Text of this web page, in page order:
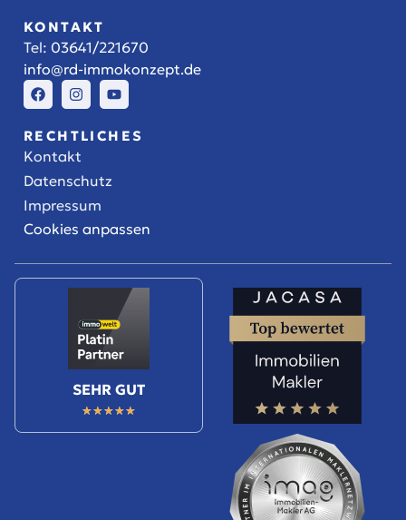
KONTAKT
Tel: 03641/221670
info@rd-immokonzept.de
RECHTLICHES
Kontakt
Datenschutz
Impressum
Cookies anpassen
SEHR GUT
★★★★★